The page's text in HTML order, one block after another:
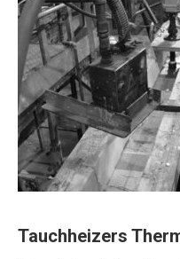
Tauchheizers